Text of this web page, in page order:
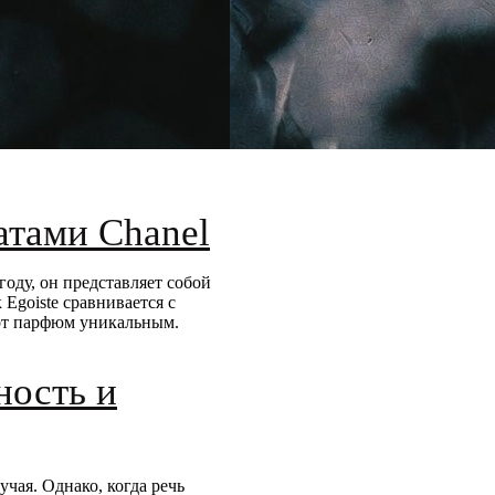
Chanel
он представляет собой
сравнивается с
парфюм уникальным.
и
Однако, когда речь